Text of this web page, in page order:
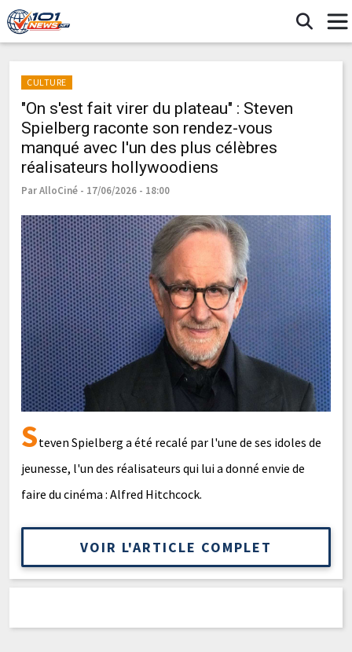
CULTURE
"On s'est fait virer du plateau" : Steven
Spielberg raconte son rendez-vous
manqué avec l'un des plus célèbres
réalisateurs hollywoodiens
Par AlloCiné - 17/06/2026 - 18:00
Steven Spielberg a été recalé par l'une de ses idoles de
jeunesse, l'un des réalisateurs qui lui a donné envie de
faire du cinéma : Alfred Hitchcock.
VOIR L'ARTICLE COMPLET